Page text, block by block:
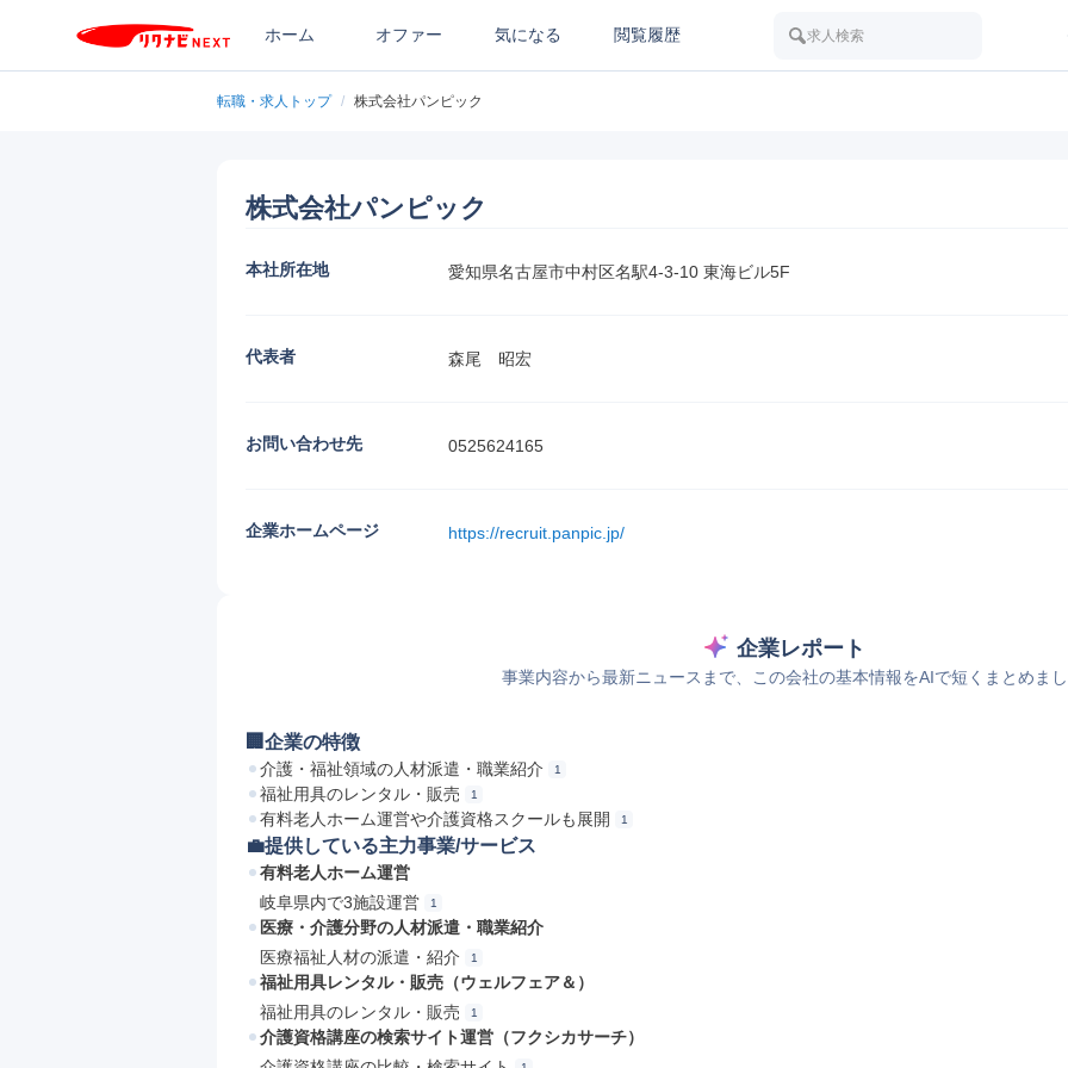
ホーム オファー 気になる 閲覧履歴 求人検索
転職・求人トップ / 株式会社パンピック
株式会社パンピック
本社所在地 愛知県名古屋市中村区名駅4-3-10 東海ビル5F
代表者 森尾　昭宏
お問い合わせ先 0525624165
企業ホームページ https://recruit.panpic.jp/
企業レポート
事業内容から最新ニュースまで、この会社の基本情報をAIで短くまとめま
🏢企業の特徴
介護・福祉領域の人材派遣・職業紹介 1
福祉用具のレンタル・販売 1
有料老人ホーム運営や介護資格スクールも展開 1
💼提供している主力事業/サービス
有料老人ホーム運営
岐阜県内で3施設運営
1
医療・介護分野の人材派遣・職業紹介
医療福祉人材の派遣・紹介
1
福祉用具レンタル・販売（ウェルフェア＆）
福祉用具のレンタル・販売
1
介護資格講座の検索サイト運営（フクシカサーチ）